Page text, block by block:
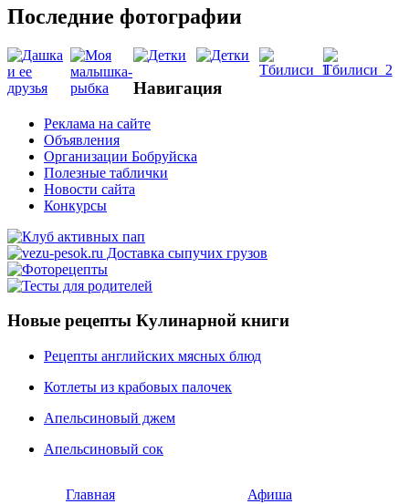
Последние фотографии
Навигация
Реклама на сайте
Объявления
Организации Бобруйска
Полезные таблички
Новости сайта
Конкурсы
Новые рецепты Кулинарной книги
Рецепты английских мясных блюд
Котлеты из крабовых палочек
Апельсиновый джем
Апельсиновый сок
Главная
Афиша